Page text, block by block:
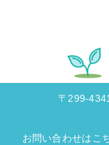
〒299-
お問い合わせはこ